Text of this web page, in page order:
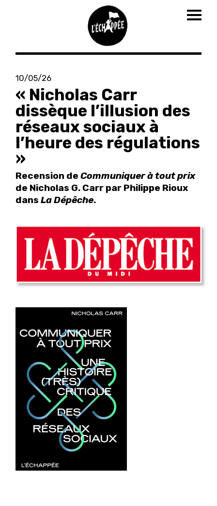
Aller
contenu
principal
10/05/26
« Nicholas Carr
dissèque l’illusion des
réseaux sociaux à
l’heure des régulations
»
Recension de Communiquer à tout prix
de Nicholas G. Carr par Philippe Rioux
dans La Dépêche.